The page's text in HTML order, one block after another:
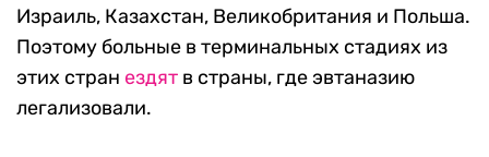
Израиль, Казахстан, Великобритания и Польша.
Поэтому больные в терминальных стадиях из
этих стран ездят в страны, где эвтаназию
легализовали.